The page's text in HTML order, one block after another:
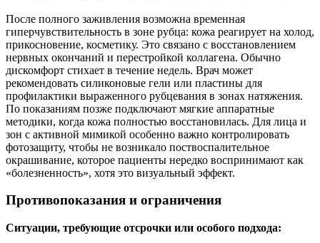
После полного заживления возможна временная
гиперчувствительность в зоне рубца: кожа реагирует на холод,
прикосновение, косметику. Это связано с восстановлением
нервных окончаний и перестройкой коллагена. Обычно
дискомфорт стихает в течение недель. Врач может
рекомендовать силиконовые гели или пластины для
профилактики выраженного рубцевания в зонах натяжения.
По показаниям позже подключают мягкие аппаратные
методики, когда кожа полностью восстановилась. Для лица и
зон с активной мимикой особенно важно контролировать
фотозащиту, чтобы не возникало поствоспалительное
окрашивание, которое пациенты нередко воспринимают как
«болезненность», хотя это визуальный эффект.
Противопоказания и ограничения
Ситуации, требующие отсрочки или особого подхода: